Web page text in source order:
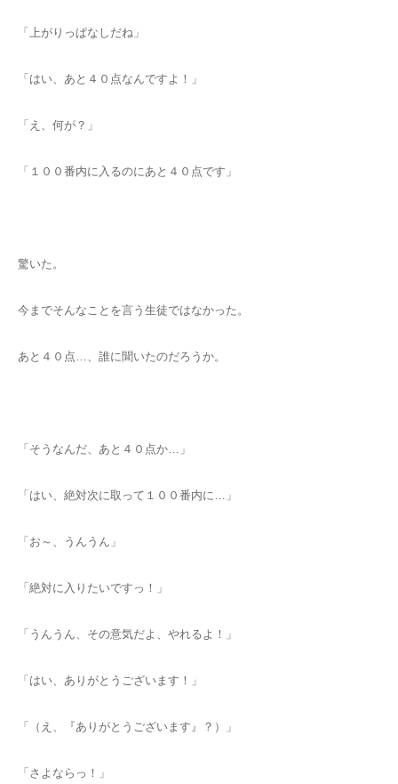
「上がりっぱなしだね」
「はい、あと４０点なんですよ！」
「え、何が？」
「１００番内に入るのにあと４０点です」
驚いた。
今までそんなことを言う生徒ではなかった。
あと４０点…、誰に聞いたのだろうか。
「そうなんだ、あと４０点か…」
「はい、絶対次に取って１００番内に…」
「お～、うんうん」
「絶対に入りたいですっ！」
「うんうん、その意気だよ、やれるよ！」
「はい、ありがとうございます！」
「（え、『ありがとうございます』？）」
「さよならっ！」